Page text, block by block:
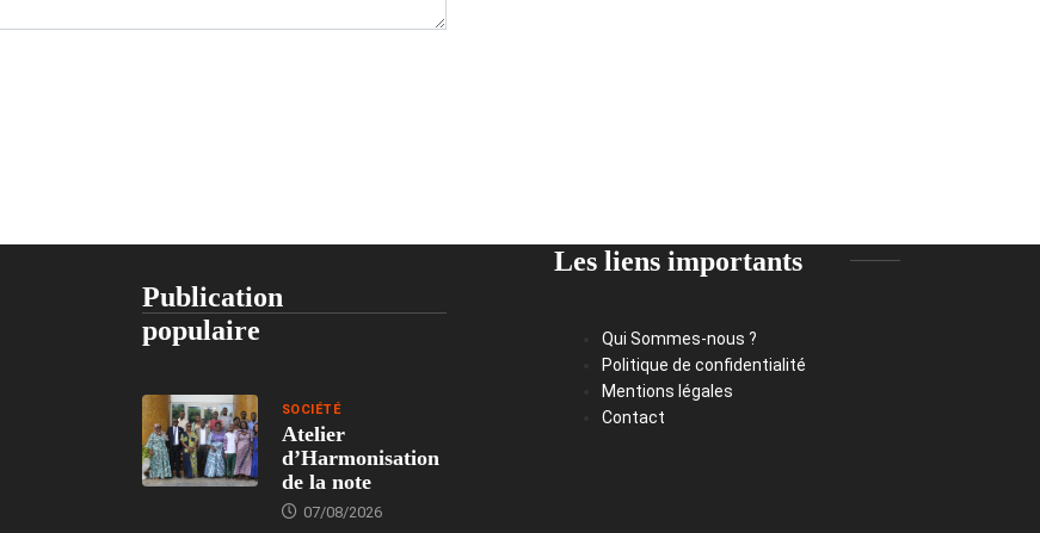
Publication
populaire
SOCIÉTÉ
Atelier
d’Harmonisation
de la note
07/08/2026
Les liens importants
Qui Sommes-nous ?
Politique de confidentialité
Mentions légales
Contact